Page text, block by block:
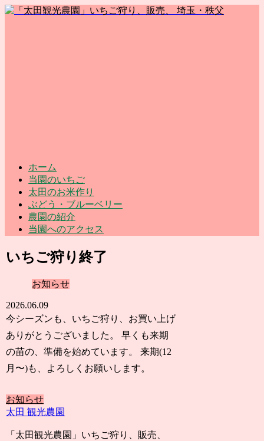
ホーム
当園のいちご
太田のお米作り
ぶどう・ブルーベリー
農園の紹介
当園へのアクセス
いちご狩り終了
お知らせ
2026.06.09
今シーズンも、いちご狩り、お買い上げ
ありがとうございました。 早くも来期
の苗の、準備を始めています。 来期(12
月〜)も、よろしくお願いします。
お知らせ
太田 観光農園
「太田観光農園」いちご狩り、販売、